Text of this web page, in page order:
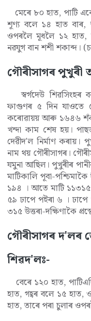
মেৰে ৮০ হাত, পাটি
শূণ্য বলে ১৪ হাত বাৰ,
ওপৰলৈ মূধলৈ ১২ হাত,
নৱযুগ বান শশী শকাব্দ।
গৌৰীসাগৰ
স্বৰ্গদেউ শিৱসিংহৰ
ফাগুণৰ ৫ দিন যাওতে
কৰোৱায়য় আৰু ১৬৪৬
খন্দা কাম শেষ হয়।
দেৱীদ'ল নিৰ্মাণ কৰায়।
নাম থয় গৌৰীসাগৰ।
যমুনা আছিল। পুখুৰীৰ
মাটিকালি পূবা-
১৯৪ । আতে মাটি
৫৯ ঢাপে পইৰা ৬ । ঢাপে
৩১৫ উত্তৰা-দক্ষিণাকৈ
গৌৰীসাগৰ দ'লৰ
শিৱদ'লঃ-
বেৰে ১২০ হাত,
হাত, গহ্বৰ বলে ১৫
হাত, তাৰে পৰা চুলাৰ